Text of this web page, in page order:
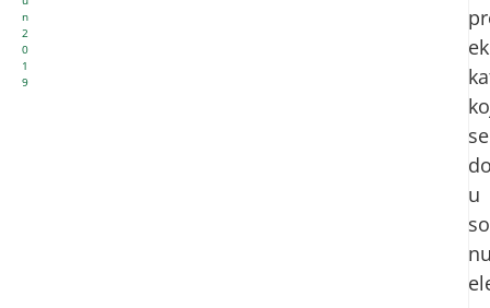
n
2
0
1
9
se
u